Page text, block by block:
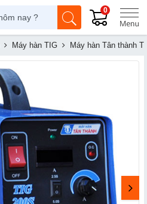
0
Máy hàn TIG Máy hàn Tân thành